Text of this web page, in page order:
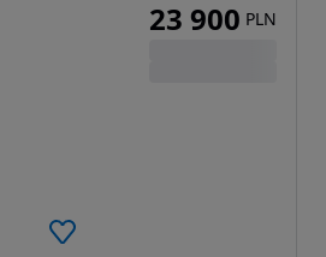
23 900 PLN